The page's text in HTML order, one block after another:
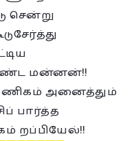
சென்று
மன்னன்!!
அனைத்தும்
பார்த்த
றப்பியேல்!!